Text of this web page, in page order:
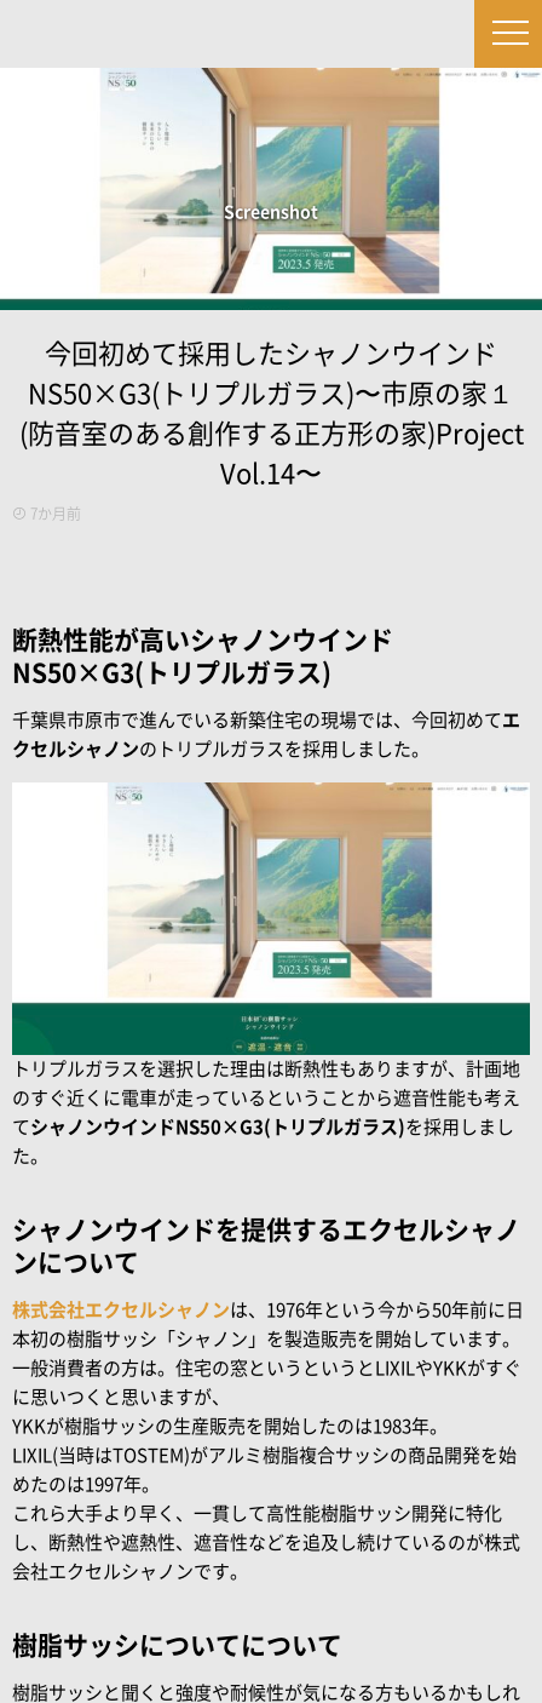
Screenshot
今回初めて採用したシャノンウインド
NS50×G3(トリプルガラス)〜市原の家１
(防音室のある創作する正方形の家)Project
Vol.14〜
7か月前
断熱性能が高いシャノンウインド
NS50×G3(トリプルガラス)
千葉県市原市で進んでいる新築住宅の現場では、今回初めてエ
クセルシャノンのトリプルガラスを採用しました。
トリプルガラスを選択した理由は断熱性もありますが、計画地
のすぐ近くに電車が走っているということから遮音性能も考え
てシャノンウインドNS50×G3(トリプルガラス)を採用しまし
た。
シャノンウインドを提供するエクセルシャノ
ンについて
株式会社エクセルシャノンは、1976年という今から50年前に日
本初の樹脂サッシ「シャノン」を製造販売を開始しています。
一般消費者の方は。住宅の窓というというとLIXILやYKKがすぐ
に思いつくと思いますが、
YKKが樹脂サッシの生産販売を開始したのは1983年。
LIXIL(当時はTOSTEM)がアルミ樹脂複合サッシの商品開発を始
めたのは1997年。
これら大手より早く、一貫して高性能樹脂サッシ開発に特化
し、断熱性や遮熱性、遮音性などを追及し続けているのが株式
会社エクセルシャノンです。
樹脂サッシについてについて
樹脂サッシと聞くと強度や耐候性が気になる方もいるかもしれ